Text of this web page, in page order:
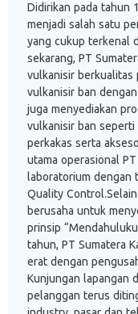
Didirikan pada tahun
menjadi salah satu
yang cukup terkenal
sekarang, PT
vulkanisir berkualitas
vulkanisir ban
juga menyediakan
vulkanisir ban seperti
perkakas serta
utama operasional
laboratorium dengan
Quality
berusaha untuk
prinsip
tahun, PT Sumatera
erat dengan
Kunjungan lapangan
pelanggan terus